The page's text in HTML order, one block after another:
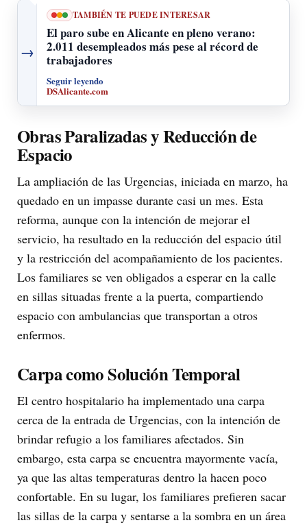
→
TAMBIÉN TE PUEDE INTERESAR
El paro sube en Alicante en pleno verano:
2.011 desempleados más pese al récord de
trabajadores
Seguir leyendo
DSAlicante.com
Obras Paralizadas y Reducción de
Espacio
La ampliación de las Urgencias, iniciada en marzo, ha
quedado en un impasse durante casi un mes. Esta
reforma, aunque con la intención de mejorar el
servicio, ha resultado en la reducción del espacio útil
y la restricción del acompañamiento de los pacientes.
Los familiares se ven obligados a esperar en la calle
en sillas situadas frente a la puerta, compartiendo
espacio con ambulancias que transportan a otros
enfermos.
Carpa como Solución Temporal
El centro hospitalario ha implementado una carpa
cerca de la entrada de Urgencias, con la intención de
brindar refugio a los familiares afectados. Sin
embargo, esta carpa se encuentra mayormente vacía,
ya que las altas temperaturas dentro la hacen poco
confortable. En su lugar, los familiares prefieren sacar
las sillas de la carpa y sentarse a la sombra en un área